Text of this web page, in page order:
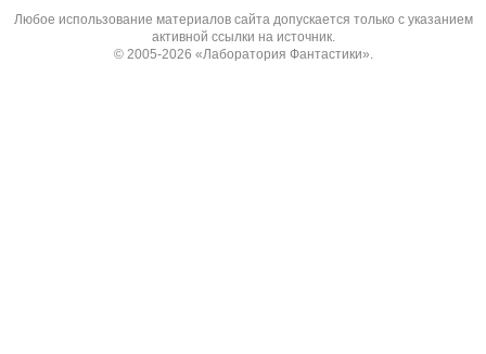
Любое использование материалов сайта допускается только с указанием
активной ссылки на источник.
© 2005-2026 «Лаборатория Фантастики».